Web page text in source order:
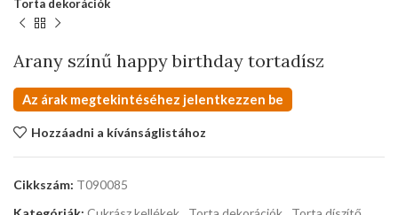
Torta dekorációk
Arany színű happy birthday tortadísz
Az árak megtekintéséhez jelentkezzen be
Hozzáadni a kívánságlistához
Cikkszám: T090085